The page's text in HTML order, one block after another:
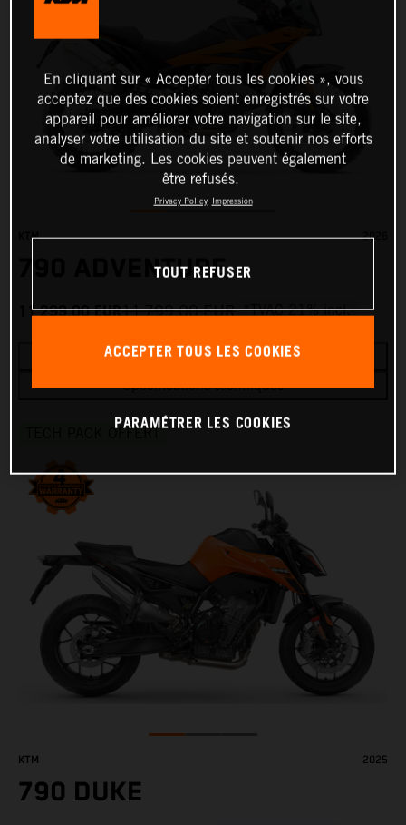
KTM 2026
790 ADVENTURE
11 299,00EUR11 799,00 EUR *TVAC 21% incl.
Demander un devis
Spécifications techniques
TECH PACK OFFERT
KTM 2025
790 DUKE
En cliquant sur « Accepter tous les cookies », vous
acceptez que des cookies soient enregistrés sur votre
appareil pour améliorer votre navigation sur le site,
analyser votre utilisation du site et soutenir nos efforts
de marketing. Les cookies peuvent également
être refusés.
Privacy Policy Impression
TOUT REFUSER
ACCEPTER TOUS LES COOKIES
PARAMÉTRER LES COOKIES